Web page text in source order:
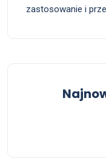
zastosowanie i